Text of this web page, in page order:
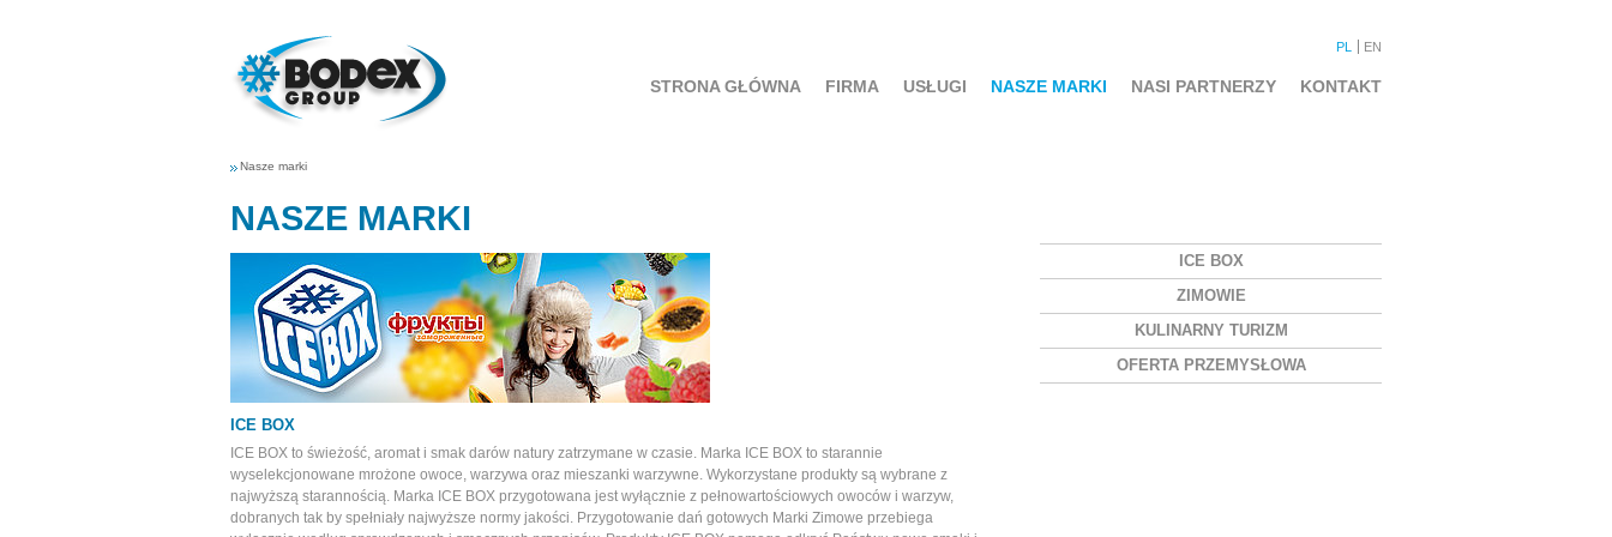
PL EN
STRONA GŁÓWNA FIRMA USŁUGI NASZE MARKI NASI PARTNERZY KONTAKT
Nasze marki
ICE BOX
ZIMOWIE
KULINARNY TURIZM
OFERTA PRZEMYSŁOWA
NASZE MARKI
ICE BOX
ICE BOX to świeżość, aromat i smak darów natury zatrzymane w czasie. Marka ICE BOX to starannie
wyselekcjonowane mrożone owoce, warzywa oraz mieszanki warzywne. Wykorzystane produkty są wybrane z
najwyższą starannością. Marka ICE BOX przygotowana jest wyłącznie z pełnowartościowych owoców i warzyw,
dobranych tak by spełniały najwyższe normy jakości. Przygotowanie dań gotowych Marki Zimowe przebiega